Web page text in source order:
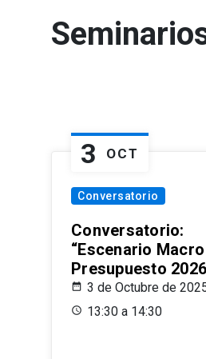
3 OCT
Conversatorio
Conversatorio:
“Escenario
Presupuesto
3 de Octubre de
13:30 a 14:30